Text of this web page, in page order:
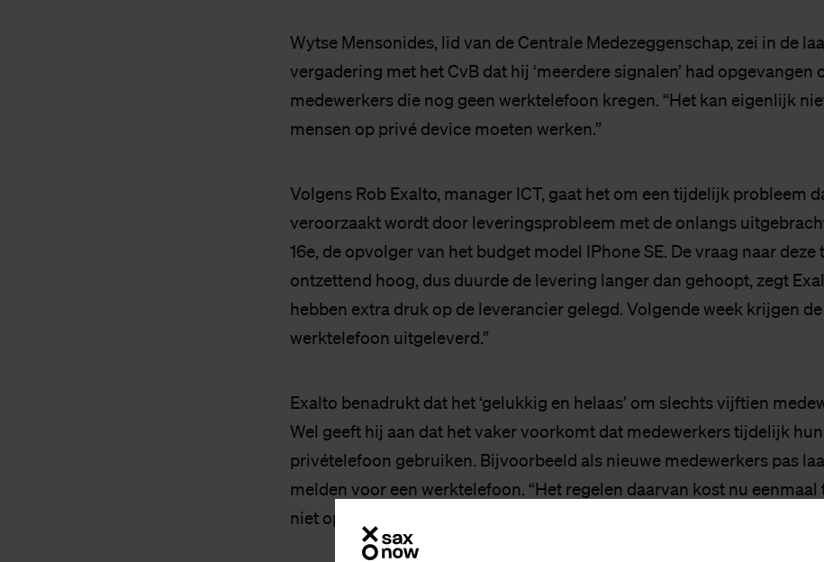
Wytse Mensonides, lid van de Centrale Medezeggenschap, zei in de
vergadering met het CvB dat hij ‘meerdere signalen’ had opgevangen
medewerkers die nog geen werktelefoon kregen. “Het kan eigenlijk
mensen op privé device moeten werken.”
Volgens Rob Exalto, manager ICT, gaat het om een tijdelijk probleem
veroorzaakt wordt door leveringsprobleem met de onlangs
16e, de opvolger van het budget model IPhone SE. De vraag naar deze
ontzettend hoog, dus duurde de levering langer dan gehoopt, zegt
hebben extra druk op de leverancier gelegd. Volgende week krijgen de
werktelefoon uitgeleverd.”
Exalto benadrukt dat het ‘gelukkig en helaas’ om slechts vijftien
Wel geeft hij aan dat het vaker voorkomt dat medewerkers tijdelijk hun
privételefoon gebruiken. Bijvoorbeeld als nieuwe medewerkers pas
melden voor een werktelefoon. “Het regelen daarvan kost nu eenmaal
niet op het laatste moment.”